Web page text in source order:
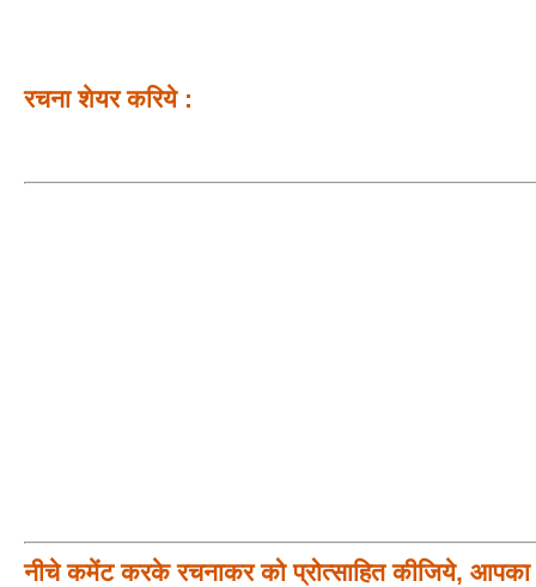
रचना शेयर करिये :
नीचे कमेंट करके रचनाकर को प्रोत्साहित कीजिये, आपका